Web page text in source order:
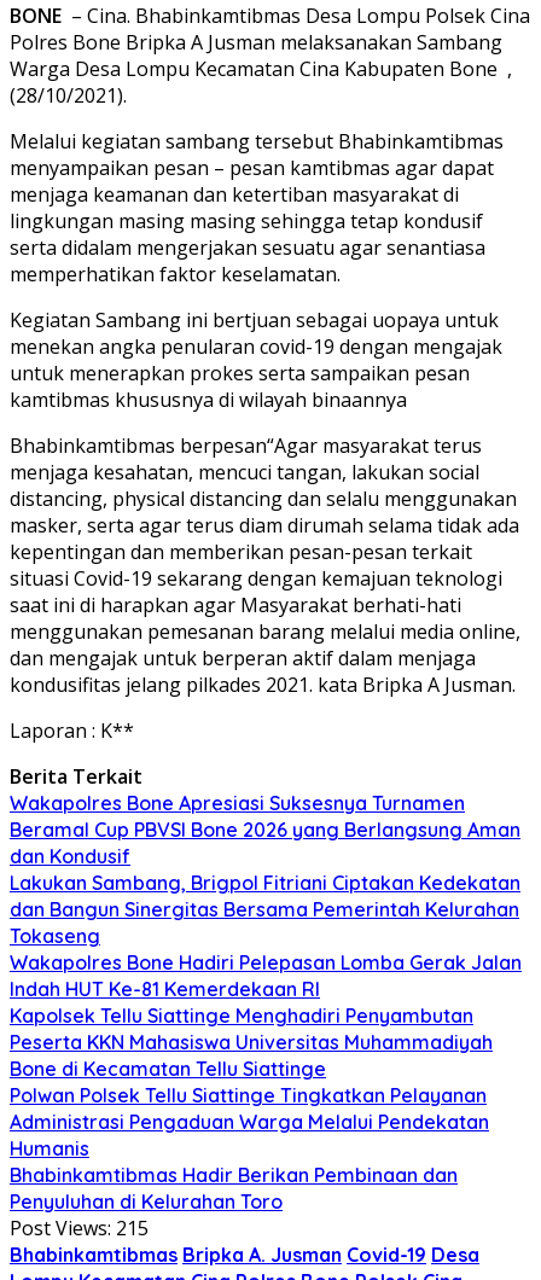
BONE – Cina. Bhabinkamtibmas Desa Lompu Polsek Cina
Polres Bone Bripka A Jusman melaksanakan Sambang
Warga Desa Lompu Kecamatan Cina Kabupaten Bone ,
(28/10/2021).
Melalui kegiatan sambang tersebut Bhabinkamtibmas
menyampaikan pesan – pesan kamtibmas agar dapat
menjaga keamanan dan ketertiban masyarakat di
lingkungan masing masing sehingga tetap kondusif
serta didalam mengerjakan sesuatu agar senantiasa
memperhatikan faktor keselamatan.
Kegiatan Sambang ini bertjuan sebagai uopaya untuk
menekan angka penularan covid-19 dengan mengajak
untuk menerapkan prokes serta sampaikan pesan
kamtibmas khususnya di wilayah binaannya
Bhabinkamtibmas berpesan“Agar masyarakat terus
menjaga kesahatan, mencuci tangan, lakukan social
distancing, physical distancing dan selalu menggunakan
masker, serta agar terus diam dirumah selama tidak ada
kepentingan dan memberikan pesan-pesan terkait
situasi Covid-19 sekarang dengan kemajuan teknologi
saat ini di harapkan agar Masyarakat berhati-hati
menggunakan pemesanan barang melalui media online,
dan mengajak untuk berperan aktif dalam menjaga
kondusifitas jelang pilkades 2021. kata Bripka A Jusman.
Laporan : K**
Berita Terkait
Wakapolres Bone Apresiasi Suksesnya Turnamen
Beramal Cup PBVSI Bone 2026 yang Berlangsung Aman
dan Kondusif
Lakukan Sambang, Brigpol Fitriani Ciptakan Kedekatan
dan Bangun Sinergitas Bersama Pemerintah Kelurahan
Tokaseng
Wakapolres Bone Hadiri Pelepasan Lomba Gerak Jalan
Indah HUT Ke-81 Kemerdekaan RI
Kapolsek Tellu Siattinge Menghadiri Penyambutan
Peserta KKN Mahasiswa Universitas Muhammadiyah
Bone di Kecamatan Tellu Siattinge
Polwan Polsek Tellu Siattinge Tingkatkan Pelayanan
Administrasi Pengaduan Warga Melalui Pendekatan
Humanis
Bhabinkamtibmas Hadir Berikan Pembinaan dan
Penyuluhan di Kelurahan Toro
Post Views: 215
Bhabinkamtibmas Bripka A. Jusman Covid-19 Desa